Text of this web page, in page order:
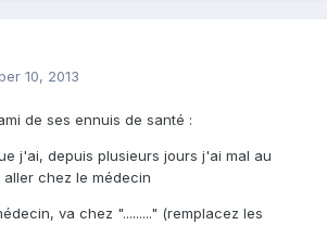
10, 2013
de ses ennuis de santé :
j'ai, depuis plusieurs jours j'ai mal au
chez le médecin
va chez "........." (remplacez les